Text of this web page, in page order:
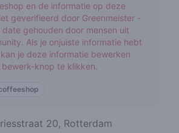
en de informatie op deze
geverifieerd door Greenmeister -
gehouden door mensen uit
Als je onjuiste informatie hebt
je deze informatie bewerken
knop te klikken.
20, Rotterdam